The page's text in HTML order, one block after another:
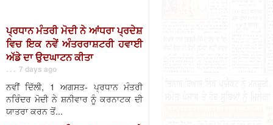
ਪ੍ਰਧਾਨ ਮੰਤਰੀ ਮੋਦੀ ਨੇ ਆਂਧਰਾ ਪ੍ਰਦੇਸ਼
ਵਿਚ ਇਕ ਨਵੇਂ ਅੰਤਰਰਾਸ਼ਟਰੀ ਹਵਾਈ
ਅੱਡੇ ਦਾ ਉਦਘਾਟਨ ਕੀਤਾ
. . . 7 days ago
ਨਵੀਂ ਦਿੱਲੀ, 1 ਅਗਸਤ- ਪ੍ਰਧਾਨ ਮੰਤਰੀ
ਨਰਿੰਦਰ ਮੋਦੀ ਨੇ ਸ਼ਨੀਵਾਰ ਨੂੰ ਕਰਨਾਟਕ ਦੀ
ਯਾਤਰਾ ਕਰਨ ਤੋਂ...